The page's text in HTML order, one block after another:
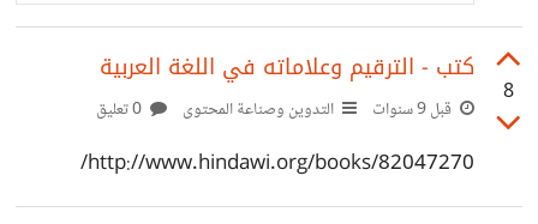
8
كتب - الترقيم وعلاماته في اللغة العربية
قبل 9 سنوات التدوين وصناعة المحتوى
http://www.hindawi.org/books/82047270/